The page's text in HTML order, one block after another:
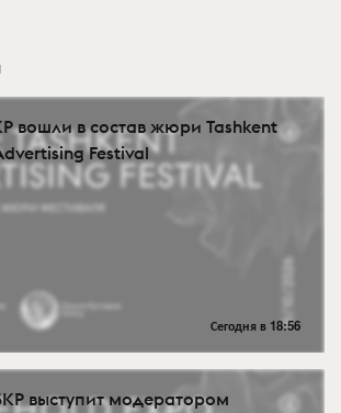
вошли в состав жюри Tashkent
Festival
Сегодня в 18:56
выступит модератором